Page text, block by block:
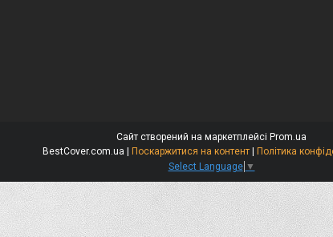
Сайт створений на маркетплейсі Prom.ua
Поскаржитися на контент
Політика
Select Language ▼